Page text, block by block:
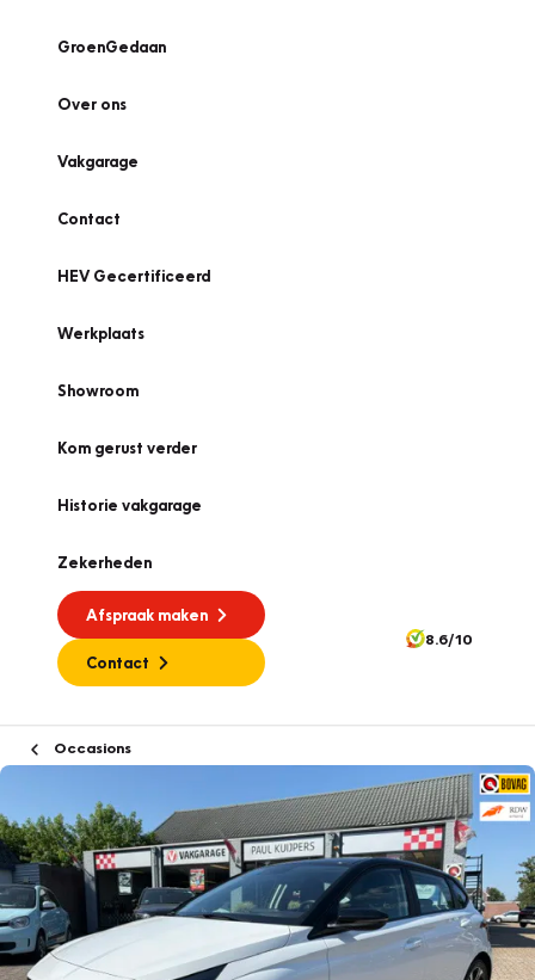
GroenGedaan
Over ons
Vakgarage
Contact
HEV Gecertificeerd
Werkplaats
Showroom
Kom gerust verder
Historie vakgarage
Zekerheden
Afspraak maken
Contact
8.6/10
Occasions